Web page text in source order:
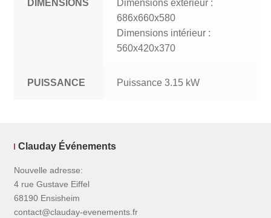
DIMENSIONS
Dimensions extérieur :
686x660x580
Dimensions intérieur :
560x420x370
PUISSANCE Puissance 3.15 kW
Clauday Événements
Nouvelle adresse:
4 rue Gustave Eiffel
68190 Ensisheim
contact@clauday-evenements.fr